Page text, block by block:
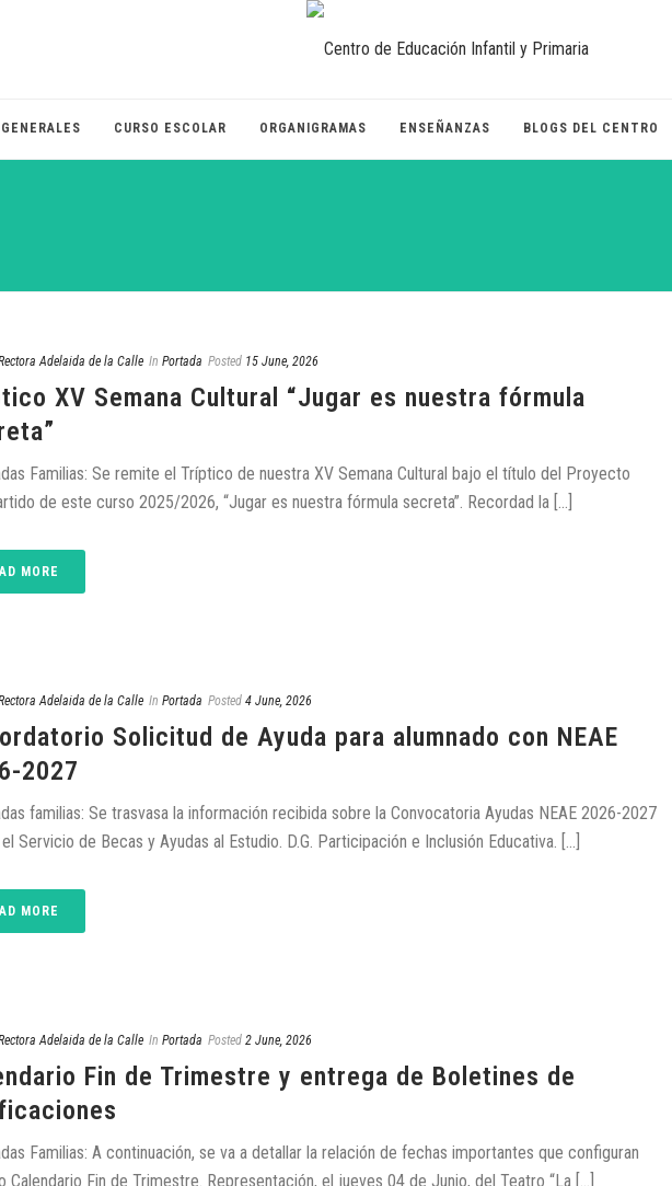
CURSO ESCOLAR ORGANIGRAMAS ENSEÑANZAS BLOGS DEL CENTRO
Adelaida de la Calle In Portada Posted 15 June, 2026
XV Semana Cultural “Jugar es nuestra fórmula
Familias: Se remite el Tríptico de nuestra XV Semana Cultural bajo el título del Proyecto
de este curso 2025/2026, “Jugar es nuestra fórmula secreta”. Recordad la [...]
MORE
Adelaida de la Calle In Portada Posted 4 June, 2026
Solicitud de Ayuda para alumnado con NEAE
2027
familias: Se trasvasa la información recibida sobre la Convocatoria Ayudas NEAE 2026-2027
Servicio de Becas y Ayudas al Estudio. D.G. Participación e Inclusión Educativa. [...]
MORE
Adelaida de la Calle In Portada Posted 2 June, 2026
Fin de Trimestre y entrega de Boletines de
Familias: A continuación, se va a detallar la relación de fechas importantes que configuran
Calendario Fin de Trimestre. Representación, el jueves 04 de Junio, del Teatro “La [...]